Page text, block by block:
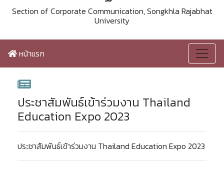
Section of Corporate Communication, Songkhla Rajabhat
University
หน้าแรก
ประชาสัมพันธ์เข้าร่วมงาน Thailand
Education Expo 2023
ประชาสัมพันธ์เข้าร่วมงาน Thailand Education Expo 2023